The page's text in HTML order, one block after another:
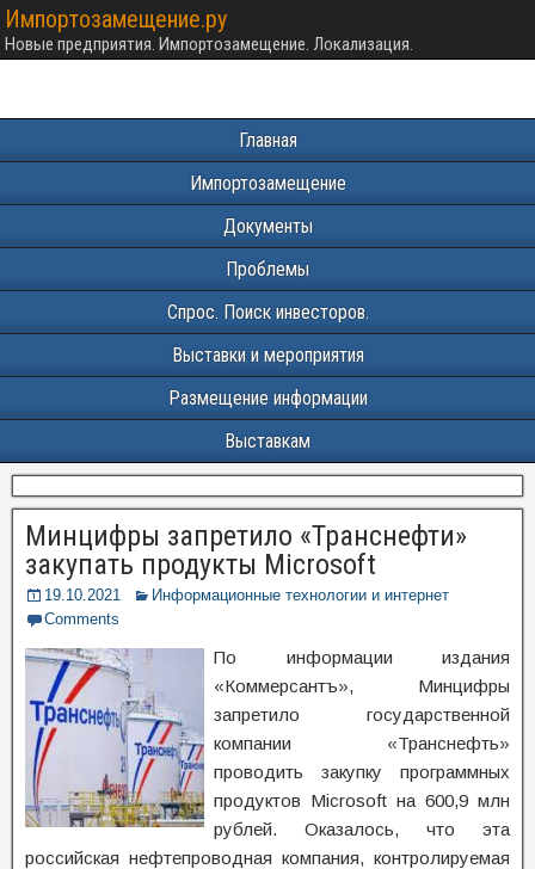
Импортозамещение.ру
Новые предприятия. Импортозамещение. Локализация.
Главная
Импортозамещение
Документы
Проблемы
Спрос. Поиск инвесторов.
Выставки и мероприятия
Размещение информации
Выставкам
Минцифры запретило «Транснефти»
закупать продукты Microsoft
19.10.2021
Информационные технологии и интернет
Comments
По информации издания
«Коммерсантъ», Минцифры
запретило государственной
компании «Транснефть»
проводить закупку программных
продуктов Microsoft на 600,9 млн
рублей. Оказалось, что эта
российская нефтепроводная компания, контролируемая